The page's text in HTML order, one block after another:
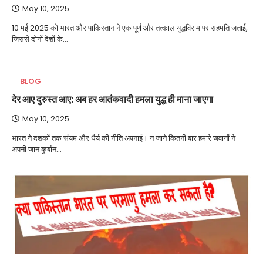
May 10, 2025
10 मई 2025 को भारत और पाकिस्तान ने एक पूर्ण और तत्काल युद्धविराम पर सहमति जताई,
जिससे दोनों देशों के…
BLOG
देर आए दुरुस्त आए: अब हर आतंकवादी हमला युद्ध ही माना जाएगा
May 10, 2025
भारत ने दशकों तक संयम और धैर्य की नीति अपनाई। न जाने कितनी बार हमारे जवानों ने
अपनी जान कुर्बान…